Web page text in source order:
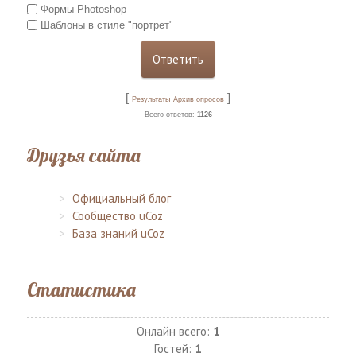
Формы Photoshop
Шаблоны в стиле "портрет"
[ Результаты Архив опросов ]
Всего ответов: 1126
Друзья сайта
Официальный блог
Сообщество uCoz
База знаний uCoz
Статистика
Онлайн всего: 1
Гостей: 1